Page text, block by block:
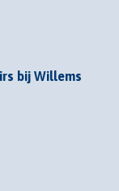
bij Willems